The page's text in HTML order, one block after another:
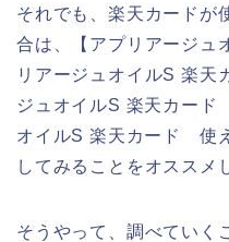
それでも、楽天カードが
合は、【アプリアージュ
リアージュオイルS 楽
ジュオイルS 楽天カー
オイルS 楽天カード 使
してみることをオススメ
そうやって、調べていく